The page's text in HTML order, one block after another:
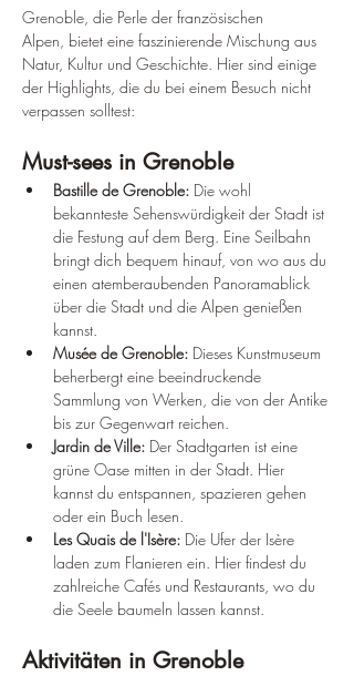
Grenoble, die Perle der französischen
Alpen, bietet eine faszinierende Mischung aus
Natur, Kultur und Geschichte. Hier sind einige
der Highlights, die du bei einem Besuch nicht
verpassen solltest:
Must-sees in Grenoble
Bastille de Grenoble: Die wohl
bekannteste Sehenswürdigkeit der Stadt ist
die Festung auf dem Berg. Eine Seilbahn
bringt dich bequem hinauf, von wo aus du
einen atemberaubenden Panoramablick
über die Stadt und die Alpen genießen
kannst.
Musée de Grenoble: Dieses Kunstmuseum
beherbergt eine beeindruckende
Sammlung von Werken, die von der Antike
bis zur Gegenwart reichen.
Jardin de Ville: Der Stadtgarten ist eine
grüne Oase mitten in der Stadt. Hier
kannst du entspannen, spazieren gehen
oder ein Buch lesen.
Les Quais de l'Isère: Die Ufer der Isère
laden zum Flanieren ein. Hier findest du
zahlreiche Cafés und Restaurants, wo du
die Seele baumeln lassen kannst.
Aktivitäten in Grenoble